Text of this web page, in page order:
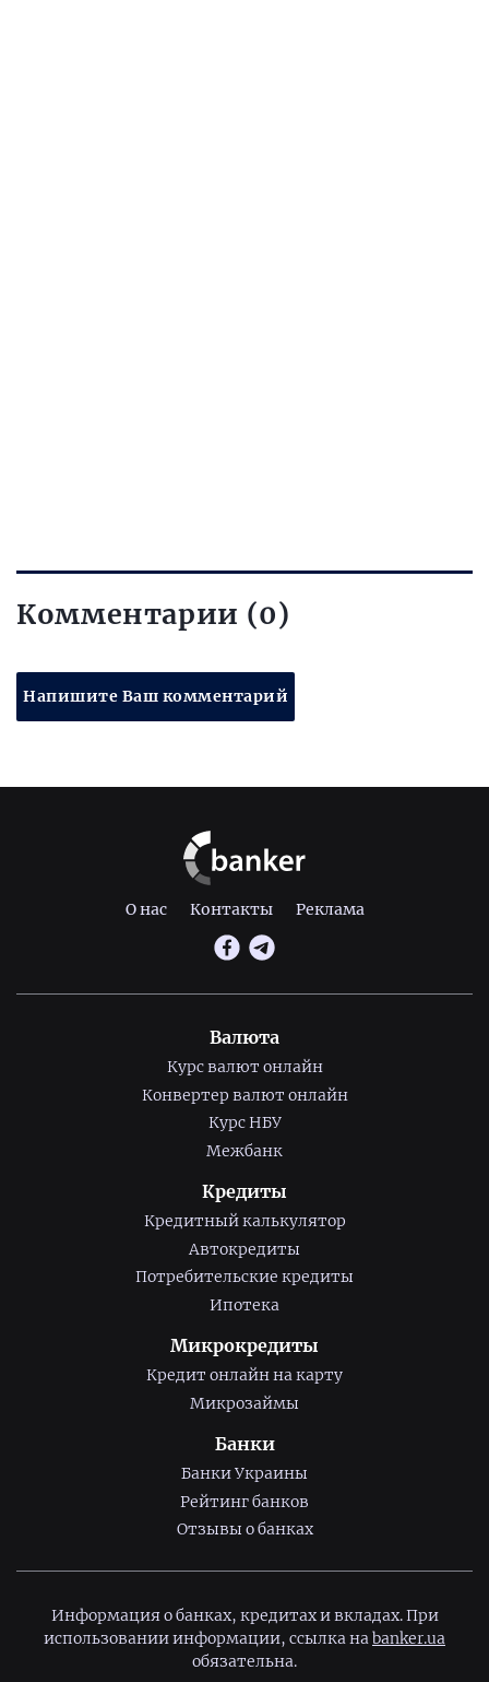
Комментарии (0)
Напишите Ваш комментарий
О нас Контакты Реклама
Валюта
Курс валют онлайн
Конвертер валют онлайн
Курс НБУ
Межбанк
Кредиты
Кредитный калькулятор
Автокредиты
Потребительские кредиты
Ипотека
Микрокредиты
Кредит онлайн на карту
Микрозаймы
Банки
Банки Украины
Рейтинг банков
Отзывы о банках
Информация о банках, кредитах и вкладах. При
использовании информации, ссылка наbanker.ua
обязательна.